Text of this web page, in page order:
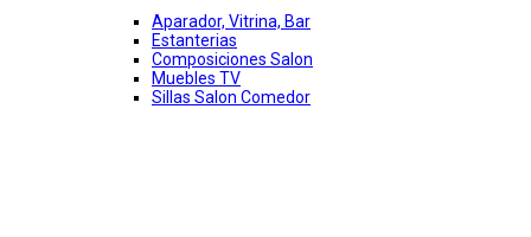
Aparador, Vitrina, Bar
Estanterias
Composiciones Salon
Muebles TV
Sillas Salon Comedor